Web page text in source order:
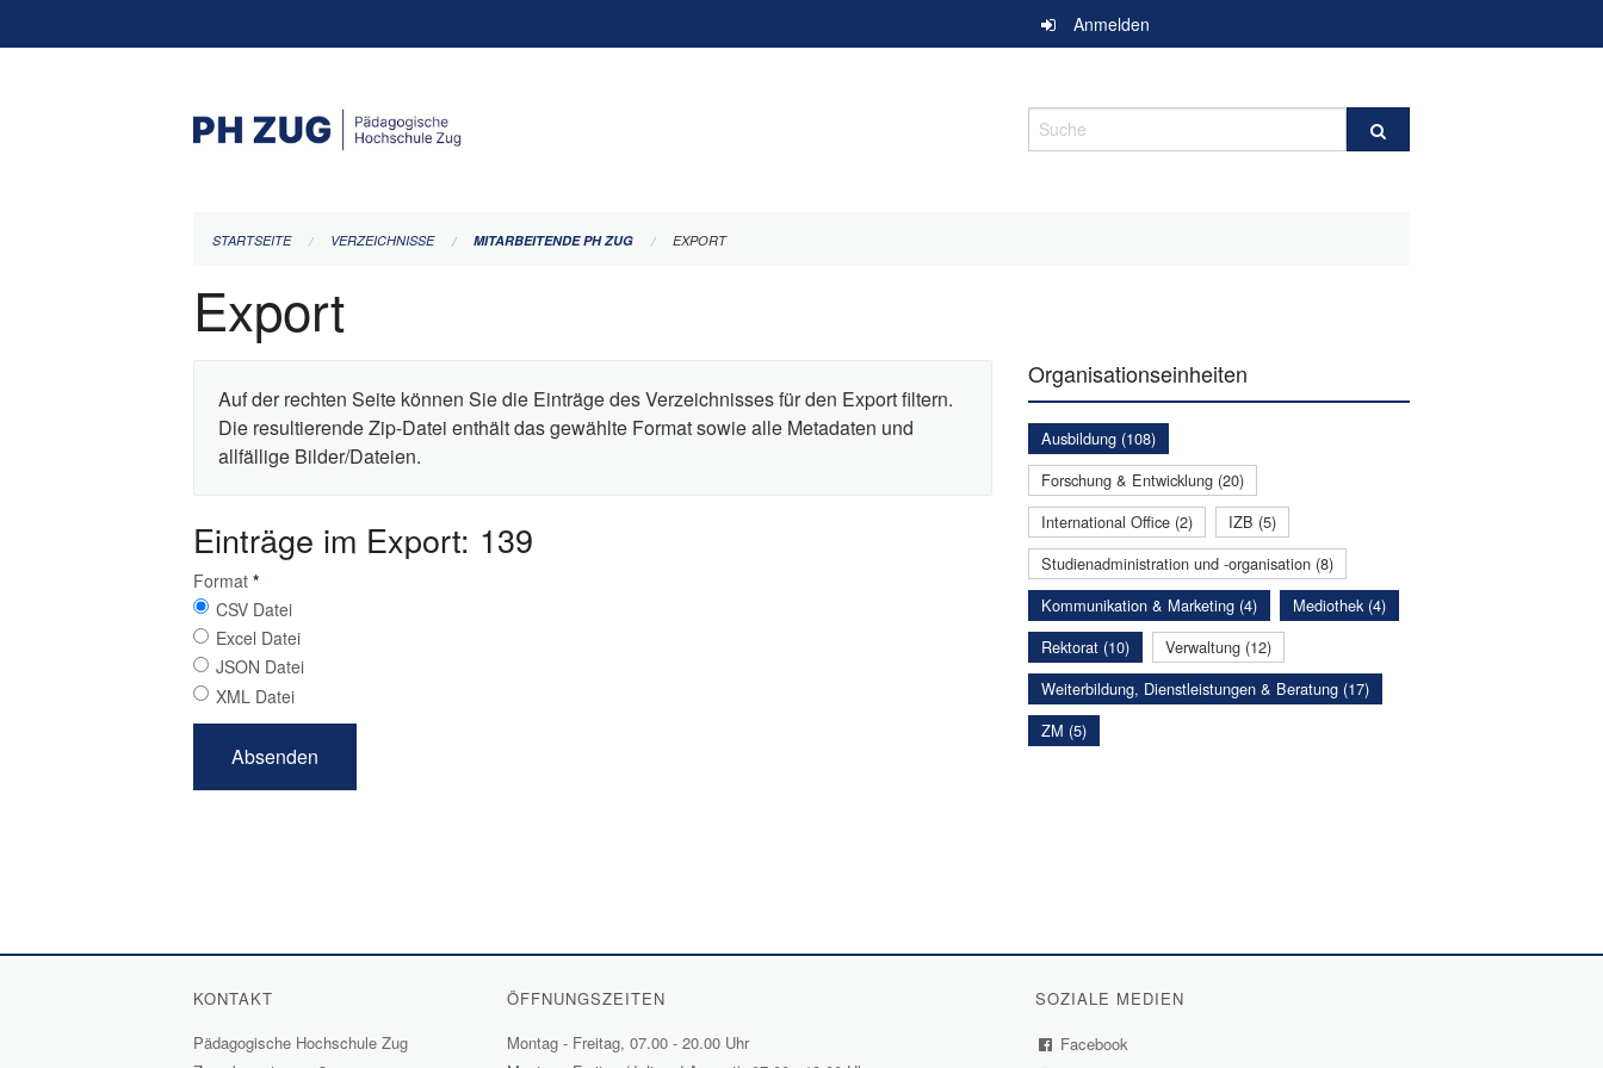
überspringen
Anmelden
Suche
STARTSEITE VERZEICHNISSE MITARBEITENDE PH ZUG EXPORT
Export
Auf der rechten Seite können Sie die Einträge des Verzeichnisses für den Export filtern.
Die resultierende Zip-Datei enthält das gewählte Format sowie alle Metadaten und
allfällige Bilder/Dateien.
Einträge im Export: 139
Format *
CSV Datei
Excel Datei
JSON Datei
XML Datei
Organisationseinheiten
Ausbildung (108)
Forschung & Entwicklung (20)
International Office (2)
IZB (5)
Studienadministration und -organisation (8)
Kommunikation & Marketing (4)
Mediothek (4)
Rektorat (10)
Verwaltung (12)
Weiterbildung, Dienstleistungen & Beratung (17)
ZM (5)
KONTAKT
Pädagogische Hochschule Zug
ÖFFNUNGSZEITEN
Montag - Freitag, 07.00 - 20.00 Uhr
SOZIALE MEDIEN
Facebook